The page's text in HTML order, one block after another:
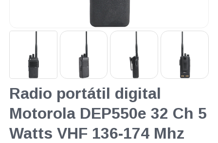
Radio portátil digital
Motorola DEP550e 32 Ch 5
Watts VHF 136-174 Mhz